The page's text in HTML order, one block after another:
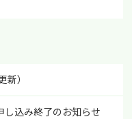
）
し込み終了のお知らせ